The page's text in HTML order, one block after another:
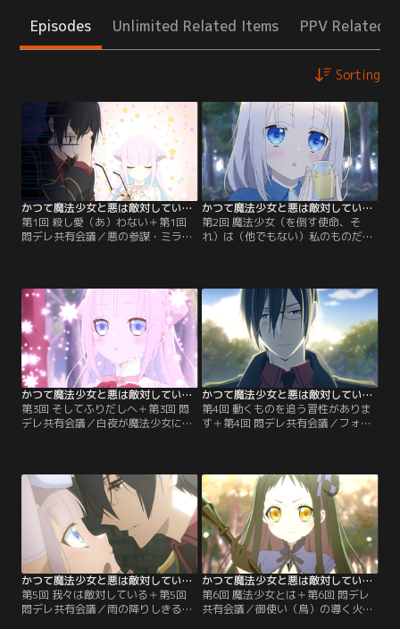
Episodes Unlimited Related Items PPV Related
Sorting
かつて魔法少女と悪は敵対していた。 第01話＋第1回 悶デレ共有会議
第1回 殺し愛（あ）わない＋第1回
悶デレ共有会議／悪の参謀・ミラ
手土産持参。白夜のなにげない言動
に翻弄されるばかりの自分にミラ自
身も戸惑う。「この悪の参謀である
私が、一体どうしたというの
だ……！？」
かつて魔法少女と悪は敵対していた。 第02話＋第2回 悶デレ共有会議
第2回 魔法少女（を倒す使命、そ
れ）は（他でもない）私のものだ＋
第2回 悶デレ共有会議／公園でのお
とに気づき、白夜はアップリケをつ
ける。「魔法少女の仕事は思ったよ
り辛くないんです。きっと、優しい
参謀さんのおかげです……」そう口
にする白夜に、ミラは「優しくなど
ない」と否定して……。
かつて魔法少女と悪は敵対していた。 第03話＋第3回 悶デレ共有会議
第3回 そしてふりだしへ＋第3回 悶
デレ共有会議／白夜が魔法少女にな
弊していくばかりではないか……？
と心配するミラ。そんなある夜、ミ
ラはホステスとして働く白夜と出会
う。白夜は涙ながらに、「え……え
っちなディスクにして売られそうな
んです……」
かつて魔法少女と悪は敵対していた。 第04話＋第4回 悶デレ共有会議
第4回 動くものを追う習性がありま
す＋第4回 悶デレ共有会議／フォー
ことか魔法少女にご執心--という噂
を聞きつけた悪の王からの監視でも
あるのだろう。ミラとしては、王の
信用を失うわけにはいかない。本当
に決着をつける時が来たようだ……
と覚悟を決めるが…。
かつて魔法少女と悪は敵対していた。 第05話＋第5回 悶デレ共有会議
第5回 我々は敵対している＋第5回
悶デレ共有会議／雨の降りしきる
かつて魔法少女と悪は敵対していた。 第06話＋第6回 悶デレ共有会議
第6回 魔法少女とは＋第6回 悶デレ
共有会議／御使い（鳥）の導く火花